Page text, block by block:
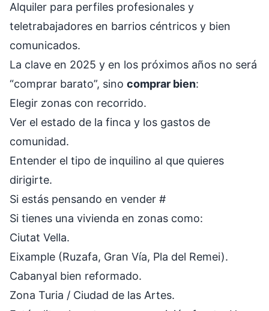
Alquiler para perfiles profesionales y
teletrabajadores en barrios céntricos y bien
comunicados.
La clave en 2025 y en los próximos años no será
“comprar barato”, sino comprar bien:
Elegir zonas con recorrido.
Ver el estado de la finca y los gastos de
comunidad.
Entender el tipo de inquilino al que quieres
dirigirte.
Si estás pensando en vender #
Si tienes una vivienda en zonas como:
Ciutat Vella.
Eixample (Ruzafa, Gran Vía, Pla del Remei).
Cabanyal bien reformado.
Zona Turia / Ciudad de las Artes.